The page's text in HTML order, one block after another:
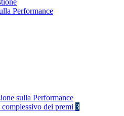
Performance
sulla Performance
dei premi 3